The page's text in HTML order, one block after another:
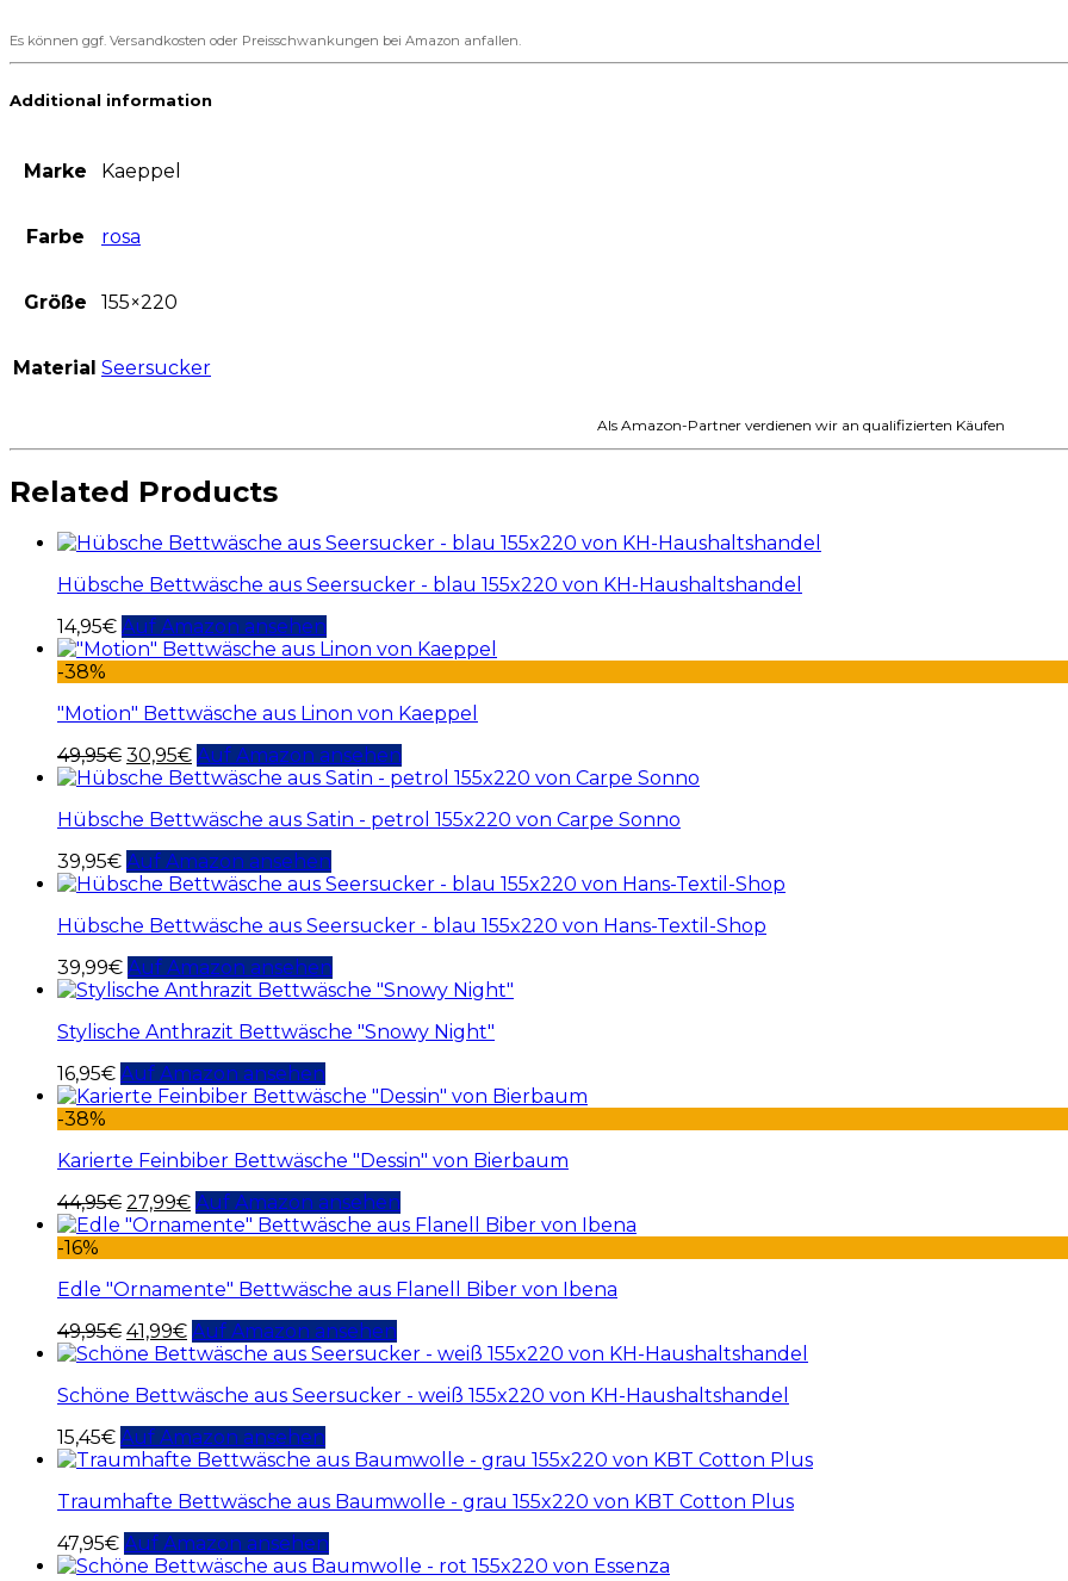
Es können ggf. Versandkosten oder Preisschwankungen bei Amazon anfallen.
Additional information
Marke Kaeppel
Farbe rosa
Größe 155×220
Material Seersucker
Als Amazon-Partner verdienen wir an qualifizierten Käufen
Related Products
Hübsche Bettwäsche aus Seersucker - blau 155x220 von KH-Haushaltshandel
14,95€ Auf Amazon ansehen
-38%
"Motion" Bettwäsche aus Linon von Kaeppel
49,95€ 30,95€ Auf Amazon ansehen
Hübsche Bettwäsche aus Satin - petrol 155x220 von Carpe Sonno
39,95€ Auf Amazon ansehen
Hübsche Bettwäsche aus Seersucker - blau 155x220 von Hans-Textil-Shop
39,99€ Auf Amazon ansehen
Stylische Anthrazit Bettwäsche "Snowy Night"
16,95€ Auf Amazon ansehen
-38%
Karierte Feinbiber Bettwäsche "Dessin" von Bierbaum
44,95€ 27,99€ Auf Amazon ansehen
-16%
Edle "Ornamente" Bettwäsche aus Flanell Biber von Ibena
49,95€ 41,99€ Auf Amazon ansehen
Schöne Bettwäsche aus Seersucker - weiß 155x220 von KH-Haushaltshandel
15,45€ Auf Amazon ansehen
Traumhafte Bettwäsche aus Baumwolle - grau 155x220 von KBT Cotton Plus
47,95€ Auf Amazon ansehen